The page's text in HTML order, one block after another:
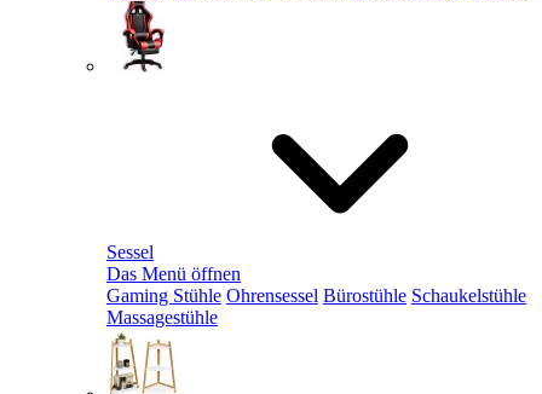
Sessel
Das Menü öffnen
Gaming Stühle Ohrensessel Bürostühle Schaukelstühle
Massagestühle